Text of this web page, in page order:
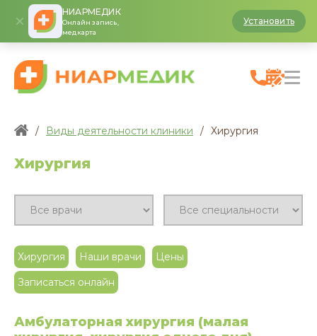
НИАРМЕДИК
Онлайн запись,
медкарта
Установить
/ Виды деятельности клиники / Хирургия
Хирургия
Хирургия Наши врачи
Цены
Записаться онлайн
Амбулаторная хирургия (малая